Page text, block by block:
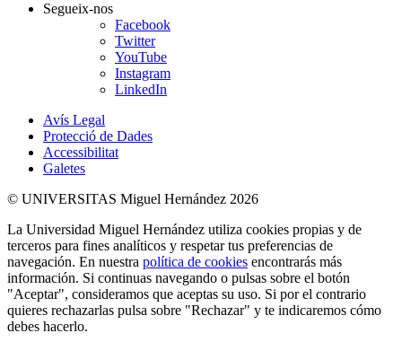
Segueix-nos
Facebook
Twitter
YouTube
Instagram
LinkedIn
Avís Legal
Protecció de Dades
Accessibilitat
Galetes
© UNIVERSITAS Miguel Hernández 2026
La Universidad Miguel Hernández utiliza cookies propias y de
terceros para fines analíticos y respetar tus preferencias de
navegación. En nuestra política de cookies encontrarás más
información. Si continuas navegando o pulsas sobre el botón
"Aceptar", consideramos que aceptas su uso. Si por el contrario
quieres rechazarlas pulsa sobre "Rechazar" y te indicaremos cómo
debes hacerlo.